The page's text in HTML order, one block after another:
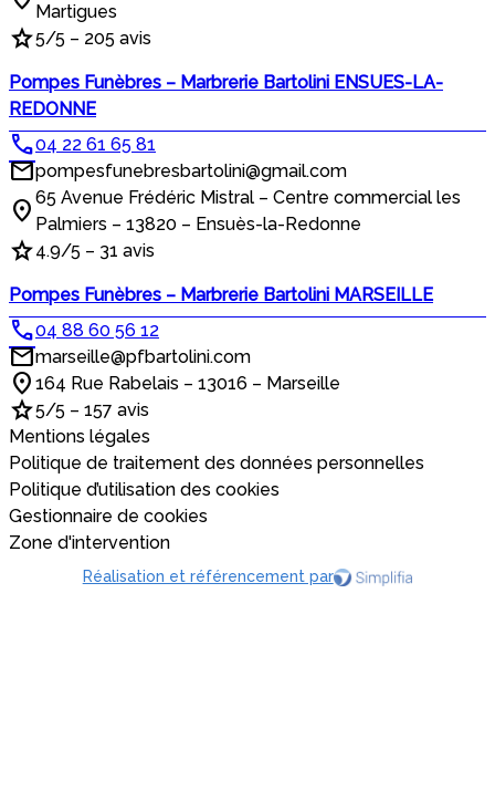
Martigues
5/5 – 205 avis
Pompes Funèbres – Marbrerie Bartolini ENSUES-LA-
REDONNE
04 22 61 65 81
pompesfunebresbartolini@gmail.com
65 Avenue Frédéric Mistral – Centre commercial les
Palmiers – 13820 – Ensuès-la-Redonne
4.9/5 – 31 avis
Pompes Funèbres – Marbrerie Bartolini MARSEILLE
04 88 60 56 12
marseille@pfbartolini.com
164 Rue Rabelais – 13016 – Marseille
5/5 – 157 avis
Mentions légales
Politique de traitement des données personnelles
Politique d’utilisation des cookies
Gestionnaire de cookies
Zone d'intervention
Réalisation et référencement par